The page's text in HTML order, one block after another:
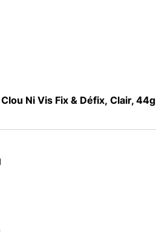
Ni Vis Fix & Défix, Clair, 44g